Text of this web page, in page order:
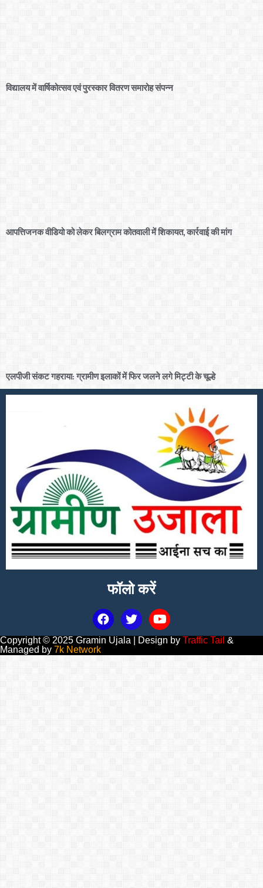
विद्यालय में वार्षिकोत्सव एवं पुरस्कार वितरण समारोह संपन्न
आपत्तिजनक वीडियो को लेकर बिलग्राम कोतवाली में शिकायत, कार्रवाई की मांग
एलपीजी संकट गहराया: ग्रामीण इलाकों में फिर जलने लगे मिट्टी के चूल्हे
फॉलो करें
Copyright © 2025 Gramin Ujala | Design by Traffic Tail &
Managed by 7k Network